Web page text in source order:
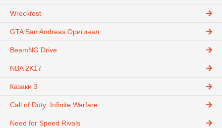
Wreckfest
GTA San Andreas Оригинал
BeamNG Drive
NBA 2K17
Казаки 3
Call of Duty: Infinite Warfare
Need for Speed Rivals